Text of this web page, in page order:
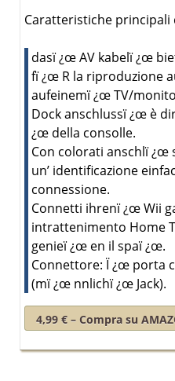
Caratteristiche principali
dasï ¿œ AV kabelï ¿œ
fï ¿œ R la riproduzione
aufeinemï ¿œ TV/
Dock anschlussï ¿œ è
¿œ della consolle.
Con colorati anschlï
un’ identificazione
connessione.
Connetti ihrenï ¿œ Wii
intrattenimento Home
genieï ¿œ en il spaï ¿œ.
Connettore: Ï ¿œ porta
(mï ¿œ nnlichï ¿œ Jack).
4,99 € – Compra su